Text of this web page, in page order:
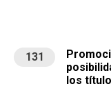
131
los